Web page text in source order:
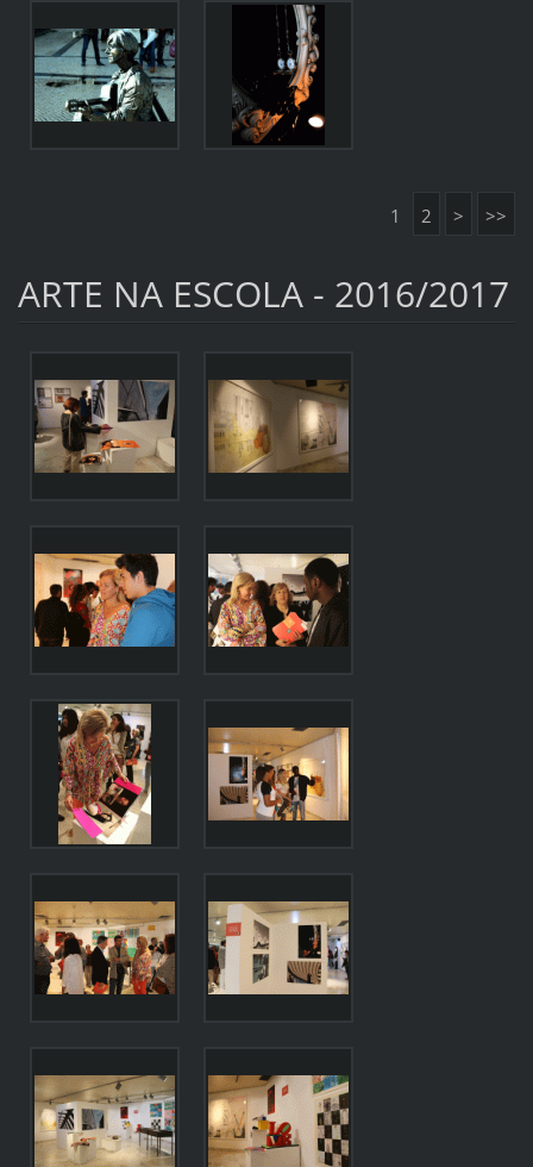
1 2 > >>
ARTE NA ESCOLA - 2016/2017